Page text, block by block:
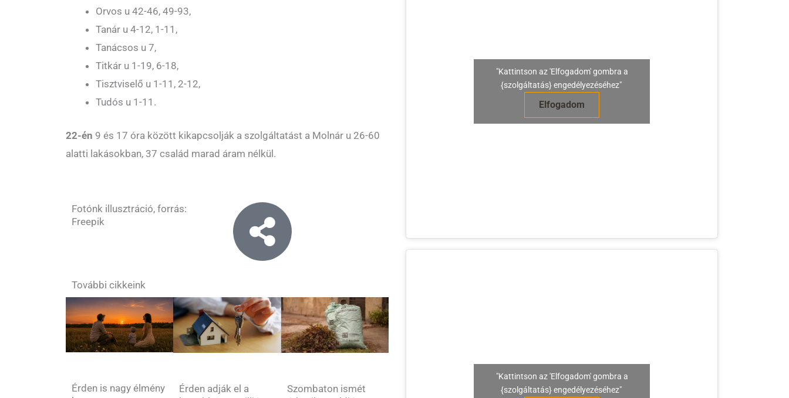
Orvos u 42-46, 49-93,
Tanár u 4-12, 1-11,
Tanácsos u 7,
Titkár u 1-19, 6-18,
Tisztviselő u 1-11, 2-12,
Tudós u 1-11.
22-én 9 és 17 óra között kikapcsolják a szolgáltatást a Molnár u 26-60
alatti lakásokban, 37 család marad áram nélkül.
Fotónk illusztráció, forrás:
Freepik
További cikkeink
Érden is nagy élmény
Érden adják el a
Szombaton ismét
"Kattintson az 'Elfogadom' gombra a
{szolgáltatás} engedélyezéséhez"
Elfogadom
"Kattintson az 'Elfogadom' gombra a
{szolgáltatás} engedélyezéséhez"